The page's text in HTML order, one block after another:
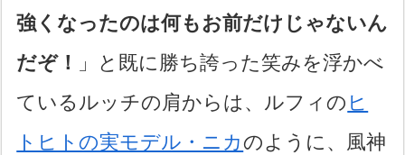
強くなったのは何もお前だけじゃないん
だぞ！
」と既に勝ち誇った笑みを浮かべ
ているルッチの肩からは、ルフィの ヒ
トヒトの実モデル・ニカのように、風神